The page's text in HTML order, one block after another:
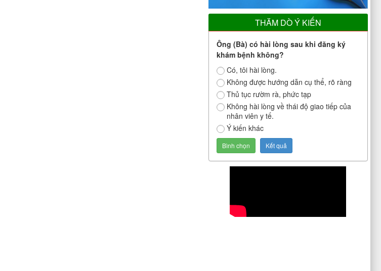
THĂM DÒ Ý KIẾN
Ông (Bà) có hài lòng sau khi đăng ký
khám bệnh không?
Có, tôi hài lòng.
Không được hướng dẫn cụ thể, rõ ràng
Thủ tục rườm rà, phức tạp
Không hài lòng về thái độ giao tiếp của
nhân viên y tế.
Ý kiến khác